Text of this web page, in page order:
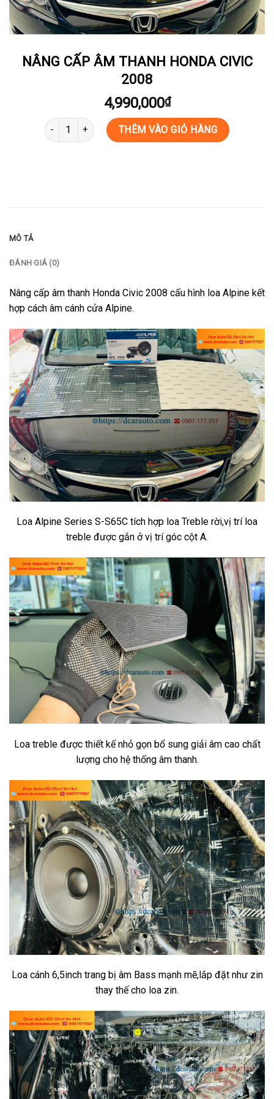
NÂNG CẤP ÂM THANH HONDA CIVIC
2008
4,990,000₫
NÂNG CẤP ÂM THANH HONDA CIVIC 2008 số lượng
THÊM VÀO GIỎ HÀNG
MÔ TẢ
ĐÁNH GIÁ (0)
Nâng cấp âm thanh Honda Civic 2008 cấu hình loa Alpine kết
hợp cách âm cánh cửa Alpine.
Loa Alpine Series S-S65C tích hợp loa Treble rời,vị trí loa
treble được gắn ở vị trí góc cột A.
Loa treble được thiết kế nhỏ gọn bổ sung giải âm cao chất
lượng cho hệ thống âm thanh.
Loa cánh 6,5inch trang bị âm Bass mạnh mẽ,lắp đặt như zin
thay thế cho loa zin.